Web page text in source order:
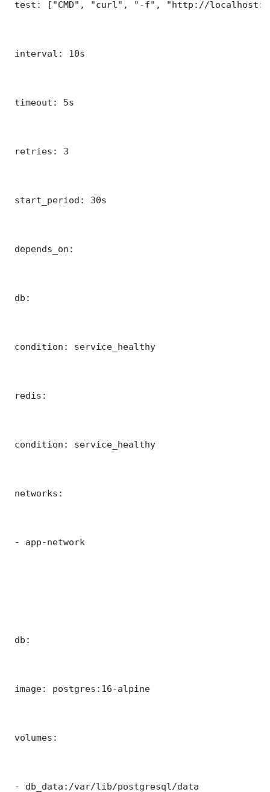
test: ["CMD", "curl", "-f", "http://
interval: 10s
timeout: 5s
retries: 3
start_period: 30s
depends_on:
db:
condition: service_healthy
redis:
condition: service_healthy
networks:
- app-network
db:
image: postgres:16-alpine
volumes:
- db_data:/var/lib/postgresql/data